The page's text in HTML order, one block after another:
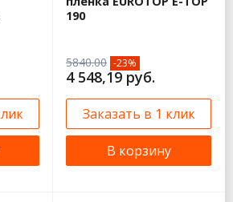
190
5840.00 -23%
4 548,19 руб.
Заказать в 1 клик
В корзину